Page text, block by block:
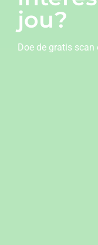
jou?
Doe de gratis scan